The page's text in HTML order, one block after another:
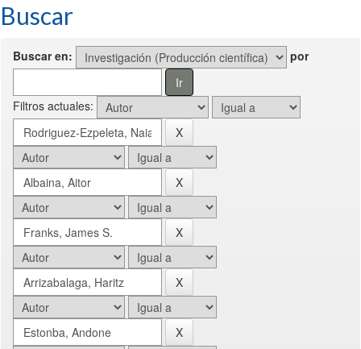
Buscar
Buscar en: por
Filtros actuales: